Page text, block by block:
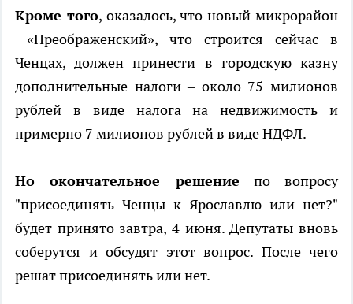
Кроме того, оказалось, что новый микрорайон
«Преображенский», что строится сейчас в
Ченцах, должен принести в городскую казну
дополнительные налоги – около 75 милионов
рублей в виде налога на недвижимость и
примерно 7 милионов рублей в виде НДФЛ.
Но окончательное решение по вопросу
"присоединять Ченцы к Ярославлю или нет?"
будет принято завтра, 4 июня. Депутаты вновь
соберутся и обсудят этот вопрос. После чего
решат присоединять или нет.